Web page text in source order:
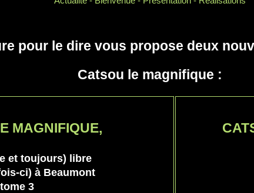
pour le dire vous propose deux
Catsou le magnifique :
MAGNIFIQUE,
et toujours) libre
ci) à Beaumont
tome 3